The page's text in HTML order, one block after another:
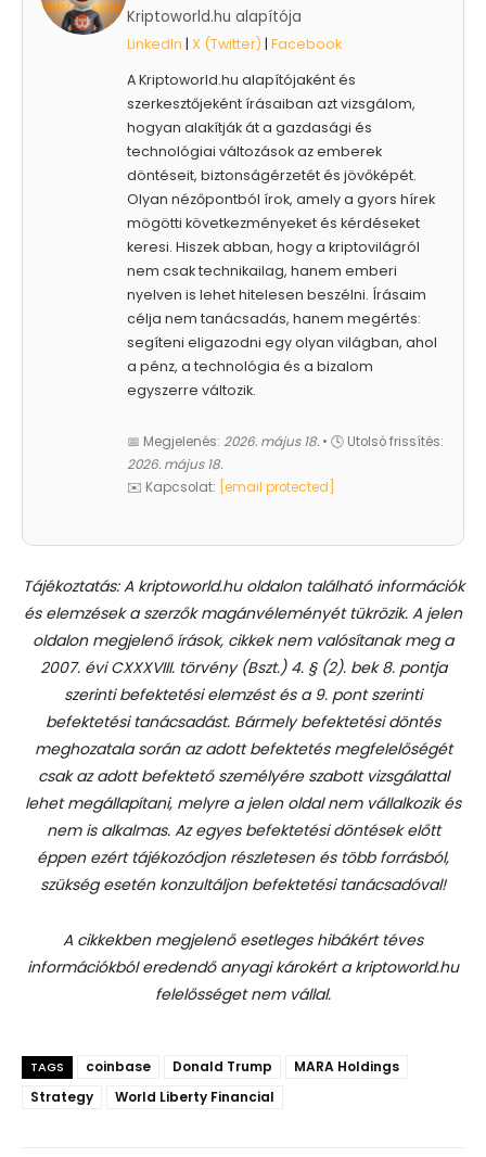
Kriptoworld.hu alapítója
LinkedIn | X (Twitter) | Facebook
A Kriptoworld.hu alapítójaként és
szerkesztőjeként írásaiban azt vizsgálom,
hogyan alakítják át a gazdasági és
technológiai változások az emberek
döntéseit, biztonságérzetét és jövőképét.
Olyan nézőpontból írok, amely a gyors hírek
mögötti következményeket és kérdéseket
keresi. Hiszek abban, hogy a kriptovilágról
nem csak technikailag, hanem emberi
nyelven is lehet hitelesen beszélni. Írásaim
célja nem tanácsadás, hanem megértés:
segíteni eligazodni egy olyan világban, ahol
a pénz, a technológia és a bizalom
egyszerre változik.
📅 Megjelenés: 2026. május 18. • 🕓 Utolsó frissítés:
2026. május 18.
✉️ Kapcsolat:
[email protected]
Tájékoztatás: A kriptoworld.hu oldalon található információk
és elemzések a szerzők magánvéleményét tükrözik. A jelen
oldalon megjelenő írások, cikkek nem valósítanak meg a
2007. évi CXXXVIII. törvény (Bszt.) 4. § (2). bek 8. pontja
szerinti befektetési elemzést és a 9. pont szerinti
befektetési tanácsadást. Bármely befektetési döntés
meghozatala során az adott befektetés megfelelőségét
csak az adott befektető személyére szabott vizsgálattal
lehet megállapítani, melyre a jelen oldal nem vállalkozik és
nem is alkalmas. Az egyes befektetési döntések előtt
éppen ezért tájékozódjon részletesen és több forrásból,
szükség esetén konzultáljon befektetési tanácsadóval!
A cikkekben megjelenő esetleges hibákért téves
információkból eredendő anyagi károkért a kriptoworld.hu
felelősséget nem vállal.
TAGS coinbase Donald Trump
MARA Holdings
Strategy
World Liberty Financial